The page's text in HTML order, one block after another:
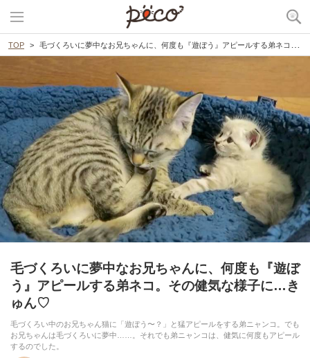
TOP 毛づくろいに夢中なお兄ちゃんに、何度も『遊ぼう』アピールする弟ネコ。その健気な様子に…きゅん♡
毛づくろいに夢中なお兄ちゃんに、何度も『遊ぼ
う』アピールする弟ネコ。その健気な様子に…き
ゅん♡
毛づくろい中のお兄ちゃん猫に「遊ぼう〜？」と猛アピールをする弟ニャンコ。でも
お兄ちゃんは毛づくろいに夢中……。それでも弟ニャンコは、健気に何度もアピール
するのでした。